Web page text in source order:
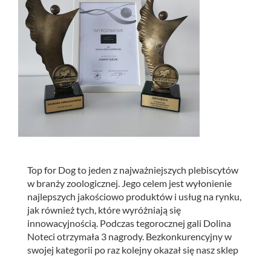
Top for Dog to jeden z najważniejszych plebiscytów
w branży zoologicznej. Jego celem jest wyłonienie
najlepszych jakościowo produktów i usług na rynku,
jak również tych, które wyróżniają się
innowacyjnością. Podczas tegorocznej gali Dolina
Noteci otrzymała 3 nagrody. Bezkonkurencyjny w
swojej kategorii po raz kolejny okazał się nasz sklep